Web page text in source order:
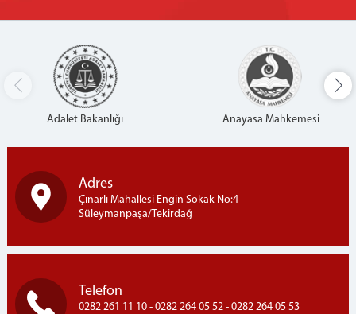
Adalet Bakanlığı Anayasa Mahkemesi
Adres
Çınarlı Mahallesi Engin Sokak No:4
Süleymanpaşa/Tekirdağ
Telefon
0282 261 11 10 - 0282 264 05 52 - 0282 264 05 53